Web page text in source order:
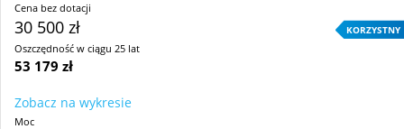
Cena bez dotacji
30 500 zł KORZYSTNY
Oszczędność w ciągu 25 lat
53 179 zł
Zobacz na wykresie
Moc